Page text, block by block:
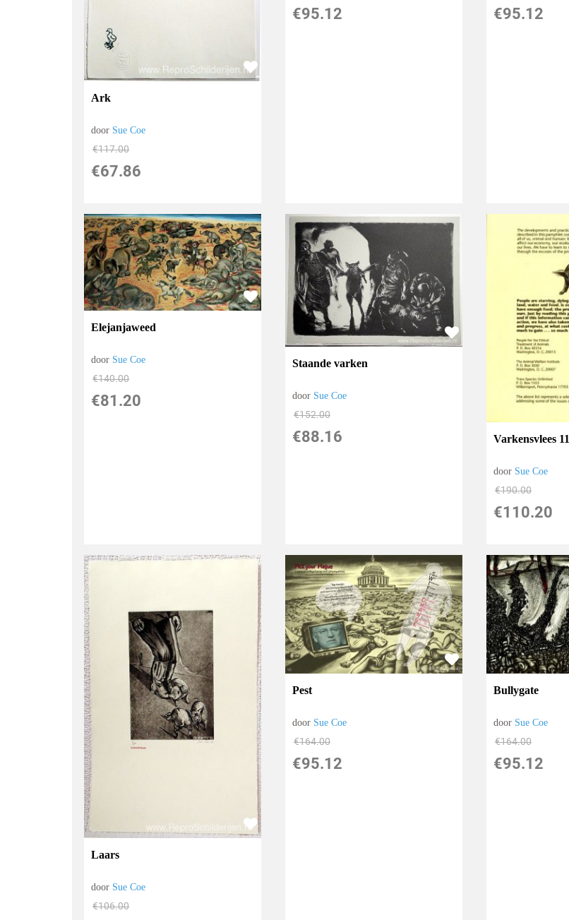
Ark
door Sue Coe
€117.00
€67.86
€95.12 €95.12
Elejanjaweed
door Sue Coe
€140.00
€81.20
Staande varken
door Sue Coe
€152.00
€88.16 Varkensvlees 11
door Sue Coe
€190.00
€110.20
Laars
door Sue Coe
€106.00
Pest
door Sue Coe
€164.00
€95.12
Bullygate
door Sue Coe
€164.00
€95.12